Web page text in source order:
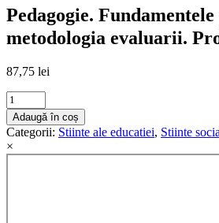
Pedagogie.
metodologia evaluarii.
87,75 lei
Pedagogie.
Fundamentele
pedagogiei.
Teoria
si
Adaugă în coș
Categorii: Stiinte ale educatiei, Stiinte
×